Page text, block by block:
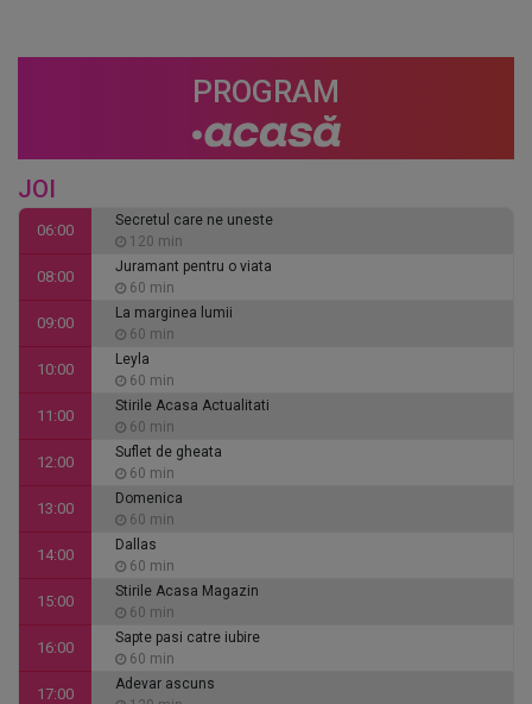
PROGRAM
JOI
06:00
Secretul care ne uneste
120 min
08:00
Juramant pentru o viata
60 min
09:00
La marginea lumii
60 min
10:00
Leyla
60 min
11:00
Stirile Acasa Actualitati
60 min
12:00
Suflet de gheata
60 min
13:00
Domenica
60 min
14:00
Dallas
60 min
15:00
Stirile Acasa Magazin
60 min
16:00
Sapte pasi catre iubire
60 min
17:00
Adevar ascuns